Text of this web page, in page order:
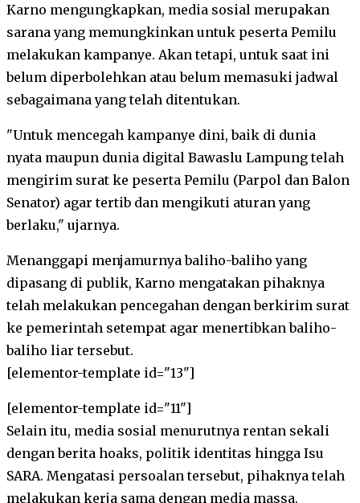
Karno mengungkapkan, media sosial merupakan
sarana yang memungkinkan untuk peserta Pemilu
melakukan kampanye. Akan tetapi, untuk saat ini
belum diperbolehkan atau belum memasuki jadwal
sebagaimana yang telah ditentukan.
"Untuk mencegah kampanye dini, baik di dunia
nyata maupun dunia digital Bawaslu Lampung telah
mengirim surat ke peserta Pemilu (Parpol dan Balon
Senator) agar tertib dan mengikuti aturan yang
berlaku," ujarnya.
Menanggapi menjamurnya baliho-baliho yang
dipasang di publik, Karno mengatakan pihaknya
telah melakukan pencegahan dengan berkirim surat
ke pemerintah setempat agar menertibkan baliho-
baliho liar tersebut.
[elementor-template id="13"]
[elementor-template id="11"]
Selain itu, media sosial menurutnya rentan sekali
dengan berita hoaks, politik identitas hingga Isu
SARA. Mengatasi persoalan tersebut, pihaknya telah
melakukan kerja sama dengan media massa.